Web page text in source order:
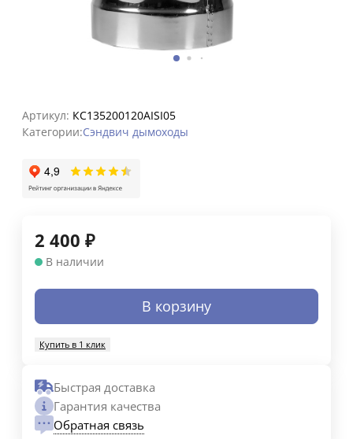
Артикул: КС135200120AISI05
Категории:Сэндвич дымоходы
2 400 ₽
В наличии
В корзину
Купить в 1 клик
Быстрая доставка
Гарантия качества
Обратная связь